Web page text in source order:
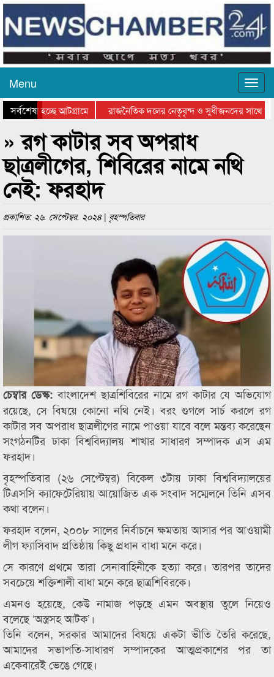
Menu
সর্বশেষহচ্ছে আটগ্রামে
রাজনৈতিক দলের নেতৃবৃন্দ ও সুধীজনদের সাথে
পুরস্কার বিতরণ সম্পন্ন
» রগ কাটার সব অপরাধ
ছাত্রলীগের, শিবিরের নামে নথি
নেই: ফরহাদ
প্রকাশিত: ২৬. সেপ্টেম্বর. ২০২৪ | বৃহস্পতিবার
চেম্বার ডেস্ক: বাংলাদেশ ছাত্রশিবিরের নামে রগ কাটার যে অভিযোগ
রয়েছে, সে বিষয়ে কোনো নথি নেই। বরং গুগলে সার্চ করলে রগ
কাটার সব অপরাধ ছাত্রলীগের নামে পাওয়া যাবে বলে মন্তব্য করেছেন
সংগঠনটির ঢাকা বিশ্ববিদ্যালয় শাখার সাধারণ সম্পাদক এস এম
ফরহাদ।
বৃহস্পতিবার (২৬ সেপ্টেম্বর) বিকেল ৩টায় ঢাকা বিশ্ববিদ্যালয়ের
টিএসসি ক্যাফেটেরিয়ায় আয়োজিত এক সংবাদ সম্মেলনে তিনি এসব
কথা বলেন।
ফরহাদ বলেন, ২০০৮ সালের নির্বাচনে ক্ষমতায় আসার পর আওয়ামী
লীগ ফ্যাসিবাদ প্রতিষ্ঠায় কিছু প্রধান বাধা মনে করে।
সে কারণে প্রথমে তারা সেনাবাহিনীকে হত্যা করে। তারপর তাদের
সবচেয়ে শক্তিশালী বাধা মনে করে ছাত্রশিবিরকে।
এমনও হয়েছে, কেউ নামাজ পড়ছে এমন অবস্থায় তুলে নিয়েও
বলেছে ‘অস্ত্রসহ আটক’।
তিনি বলেন, সরকার আমাদের বিষয়ে একটা ভীতি তৈরি করেছে,
আমাদের সভাপতি-সাধারণ সম্পাদকের আত্মপ্রকাশের পর তা
একেবারেই ভেঙে গেছে।